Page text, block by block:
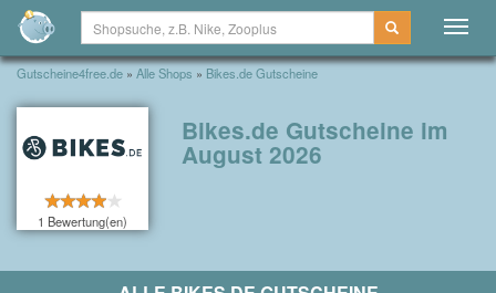
Gutscheine4free.de » Alle Shops » Bikes.de Gutscheine
1 Bewertung(en)
Bikes.de Gutscheine im
August 2026